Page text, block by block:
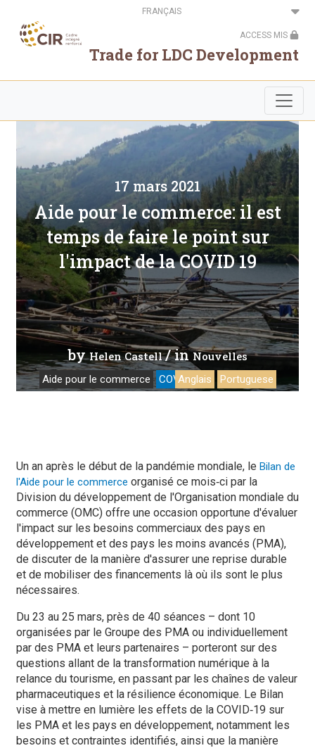
contenu
principal
Select
your
ACCESS MIS
Trade for LDC Development
17 mars 2021
Aide pour le commerce: il est
temps de faire le point sur
l'impact de la COVID 19
byHelen Castell / inNouvelles
Aide pour le commerce COVID-19
Anglais Portuguese
Un an après le début de la pandémie mondiale, le Bilan de
l'Aide pour le commerce organisé ce mois‑ci par la
Division du développement de l'Organisation mondiale du
commerce (OMC) offre une occasion opportune d'évaluer
l'impact sur les besoins commerciaux des pays en
développement et des pays les moins avancés (PMA),
de discuter de la manière d'assurer une reprise durable
et de mobiliser des financements là où ils sont le plus
nécessaires.
Du 23 au 25 mars, près de 40 séances – dont 10
organisées par le Groupe des PMA ou individuellement
par des PMA et leurs partenaires – porteront sur des
questions allant de la transformation numérique à la
relance du tourisme, en passant par les chaînes de valeur
pharmaceutiques et la résilience économique. Le Bilan
vise à mettre en lumière les effets de la COVID‑19 sur
les PMA et les pays en développement, notamment les
besoins et contraintes identifiés, ainsi que la manière